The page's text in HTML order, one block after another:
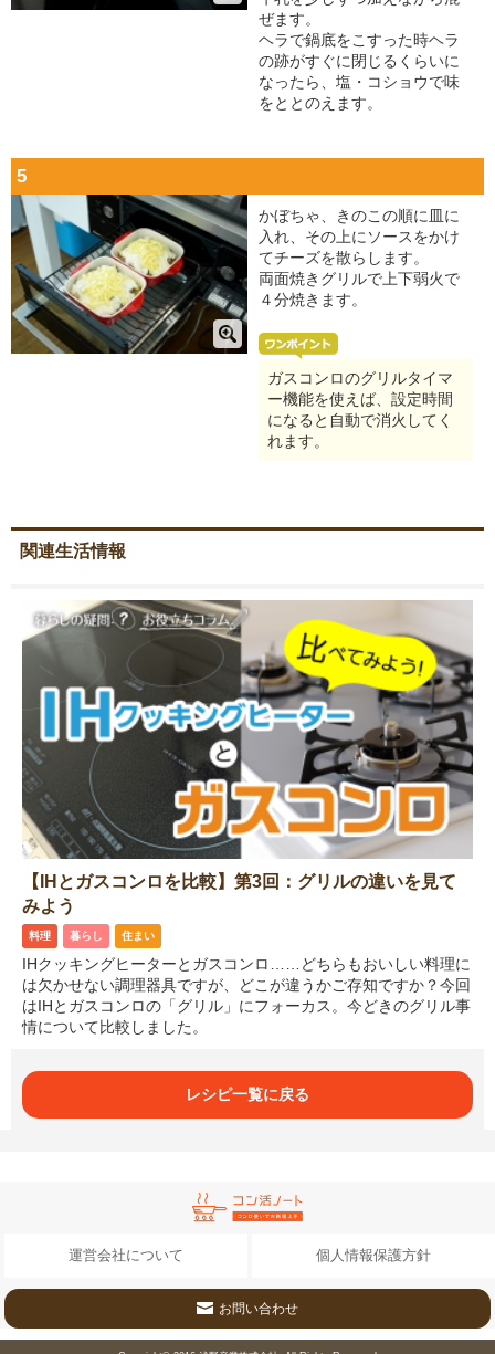
ぜます。
ヘラで鍋底をこすった時ヘラ
の跡がすぐに閉じるくらいに
なったら、塩・コショウで味
をととのえます。
5
かぼちゃ、きのこの順に皿に
入れ、その上にソースをかけ
てチーズを散らします。
両面焼きグリルで上下弱火で
４分焼きます。
ガスコンロのグリルタイマ
ー機能を使えば、設定時間
になると自動で消火してく
れます。
関連生活情報
【IHとガスコンロを比較】第3回：グリルの違いを見て
みよう
料理 暮らし 住まい
IHクッキングヒーターとガスコンロ……どちらもおいしい料理に
は欠かせない調理器具ですが、どこが違うかご存知ですか？今回
はIHとガスコンロの「グリル」にフォーカス。今どきのグリル事
情について比較しました。
レシピ一覧に戻る
運営会社について 個人情報保護方針
お問い合わせ